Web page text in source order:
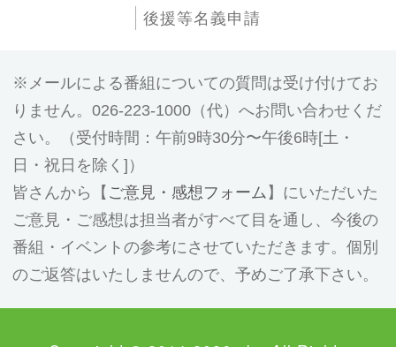
後援等名義申請
メールによる番組についての質問は受け付けてお
りません。026-223-1000（代）へお問い合わせくだ
さい。（受付時間：午前9時30分〜午後6時[土・
日・祝日を除く]）
皆さんから【 ご意見・感想フォーム 】にいただいた
ご意見・ご感想は担当者がすべて目を通し、今後の
番組・イベントの参考にさせていただきます。個別
のご返答はいたしませんので、予めご了承下さい。